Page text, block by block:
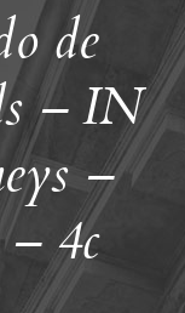
de
– IN
–
4c